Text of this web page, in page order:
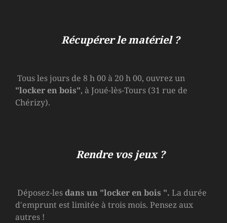
Récupérer le matériel ?
Tous les jours de 8 h 00 à 20 h 00, ouvrez un
"locker en bois", à Joué-lès-Tours (31 rue de
Chérizy).
Rendre vos jeux ?
Déposez-lesdans un "locker en bois ". La durée
d'emprunt est limitée à trois mois. Pensez aux
autres !